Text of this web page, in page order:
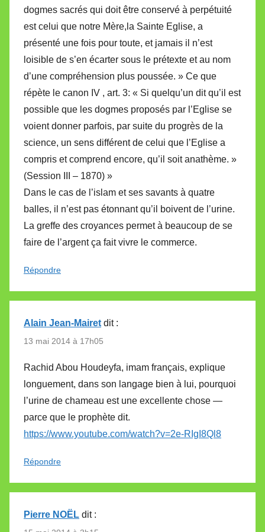
dogmes sacrés qui doit être conservé à perpétuité
est celui que notre Mère,la Sainte Eglise, a
présenté une fois pour toute, et jamais il n’est
loisible de s’en écarter sous le prétexte et au nom
d’une compréhension plus poussée. » Ce que
répète le canon IV , art. 3: « Si quelqu’un dit qu’il est
possible que les dogmes proposés par l’Eglise se
voient donner parfois, par suite du progrès de la
science, un sens différent de celui que l’Eglise a
compris et comprend encore, qu’il soit anathème. »
(Session III – 1870) »
Dans le cas de l’islam et ses savants à quatre
balles, il n’est pas étonnant qu’il boivent de l’urine.
La greffe des croyances permet à beaucoup de se
faire de l’argent ça fait vivre le commerce.
Répondre
Alain Jean-Mairet dit :
13 mai 2014 à 17h05
Rachid Abou Houdeyfa, imam français, explique
longuement, dans son langage bien à lui, pourquoi
l’urine de chameau est une excellente chose —
parce que le prophète dit.
https://www.youtube.com/watch?v=2e-RIgI8Ql8
Répondre
Pierre NOËL dit :